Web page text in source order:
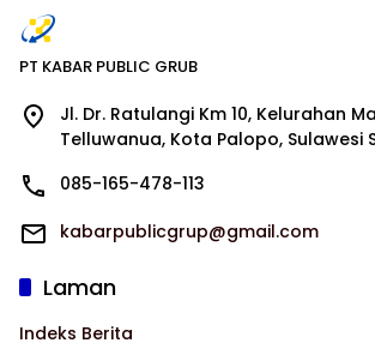
PT KABAR PUBLIC GRUB
Jl. Dr. Ratulangi Km 10, Kelurahan
Telluwanua, Kota Palopo, Sulawesi
085-165-478-113
kabarpublicgrup@gmail.com
Laman
Indeks Berita